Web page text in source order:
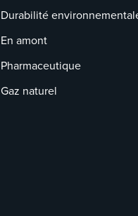
Durabilité
En amont
Pharmaceutique
Gaz naturel